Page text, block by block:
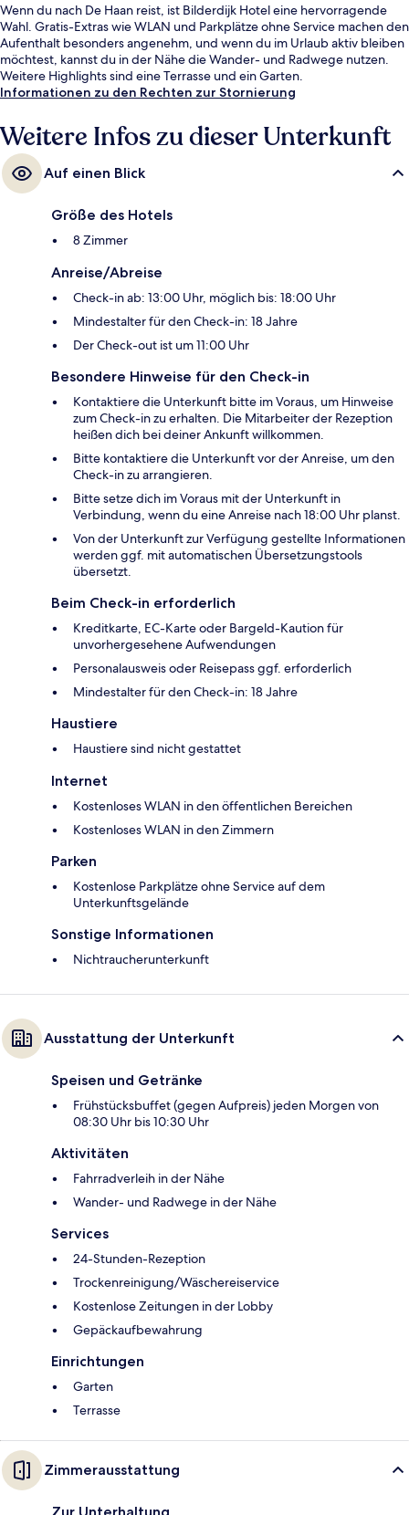
Wenn du nach De Haan reist, ist Bilderdijk Hotel eine hervorragende
Wahl. Gratis-Extras wie WLAN und Parkplätze ohne Service machen den
Aufenthalt besonders angenehm, und wenn du im Urlaub aktiv bleiben
möchtest, kannst du in der Nähe die Wander- und Radwege nutzen.
Weitere Highlights sind eine Terrasse und ein Garten.
Informationen zu den Rechten zur Stornierung
Weitere Infos zu dieser Unterkunft
Auf einen Blick
Größe des Hotels
8 Zimmer
Anreise/Abreise
Check-in ab: 13:00 Uhr, möglich bis: 18:00 Uhr
Mindestalter für den Check-in: 18 Jahre
Der Check-out ist um 11:00 Uhr
Besondere Hinweise für den Check-in
Kontaktiere die Unterkunft bitte im Voraus, um Hinweise
zum Check-in zu erhalten. Die Mitarbeiter der Rezeption
heißen dich bei deiner Ankunft willkommen.
Bitte kontaktiere die Unterkunft vor der Anreise, um den
Check-in zu arrangieren.
Bitte setze dich im Voraus mit der Unterkunft in
Verbindung, wenn du eine Anreise nach 18:00 Uhr planst.
Von der Unterkunft zur Verfügung gestellte Informationen
werden ggf. mit automatischen Übersetzungstools
übersetzt.
Beim Check-in erforderlich
Kreditkarte, EC-Karte oder Bargeld-Kaution für
unvorhergesehene Aufwendungen
Personalausweis oder Reisepass ggf. erforderlich
Mindestalter für den Check-in: 18 Jahre
Haustiere
Haustiere sind nicht gestattet
Internet
Kostenloses WLAN in den öffentlichen Bereichen
Kostenloses WLAN in den Zimmern
Parken
Kostenlose Parkplätze ohne Service auf dem
Unterkunftsgelände
Sonstige Informationen
Nichtraucherunterkunft
Ausstattung der Unterkunft
Speisen und Getränke
Frühstücksbuffet (gegen Aufpreis) jeden Morgen von
08:30 Uhr bis 10:30 Uhr
Aktivitäten
Fahrradverleih in der Nähe
Wander- und Radwege in der Nähe
Services
24-Stunden-Rezeption
Trockenreinigung/Wäschereiservice
Kostenlose Zeitungen in der Lobby
Gepäckaufbewahrung
Einrichtungen
Garten
Terrasse
Zimmerausstattung